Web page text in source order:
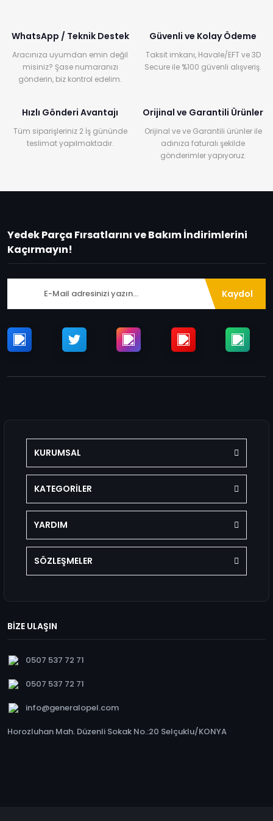
WhatsApp / Teknik Destek
Aracınıza uyumdan emin değil
misiniz? Şase numaranızı
gönderin, biz kontrol edelim.
Güvenli ve Kolay Ödeme
Taksit imkanı, Havale/EFT ve 3D
Secure ile %100 güvenli alışveriş.
Hızlı Gönderi Avantajı
Tüm siparişleriniz 2 İş gününde
teslimat yapılmaktadır.
Orijinal ve Garantili Ürünler
Orijinal ve ve Garantili ürünler ile
adınıza faturalı şekilde
gönderimler yapıyoruz.
Yedek Parça Fırsatlarını ve Bakım İndirimlerini
Kaçırmayın!
Kaydol
KURUMSAL
KATEGORİLER
YARDIM
SÖZLEŞMELER
BİZE ULAŞIN
0507 537 72 71
0507 537 72 71
info@generalopel.com
Horozluhan Mah. Düzenli Sokak No.:20 Selçuklu/KONYA